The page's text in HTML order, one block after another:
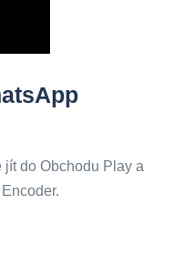
jít do Obchodu Play a